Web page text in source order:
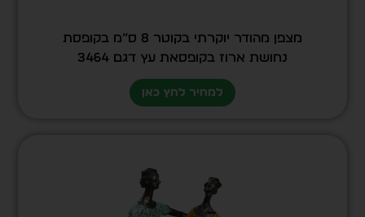
מצפן מהודר יוקרתי בקוטר 8 ס”מ בקופסת
נחושת ארוז בקופסאת עץ דגם 3464
למחיר לחץ כאן